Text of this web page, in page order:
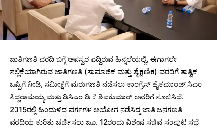
ಜಾತಿಗಣತಿ ವರದಿ ಬಗ್ಗೆ ಅಪಸ್ವರ ಎದ್ದಿರುವ ಹಿನ್ನಲೆಯಲ್ಲಿ, ಈಗಾಗಲೇ
ಸಲ್ಲಿಕೆಯಾಗಿರುವ ಜಾತಿಗಣತಿ (ಸಾಮಾಜಿಕ ಮತ್ತು ಶೈಕ್ಷಣಿಕ) ವರದಿಗೆ ತಾತ್ವಿಕ
ಒಪ್ಪಿಗೆ ನೀಡಿ, ಸಮೀಕ್ಷೆಗೆ ಮರುಗಣತಿ ನಡೆಸಲು ‌ಕಾಂಗ್ರೆಸ್ ಹೈಕಮಾಂಡ್ ‌ಸಿಎಂ
ಸಿದ್ದರಾಮಯ್ಯ ಮತ್ತು ಡಿಸಿಎಂ ಡಿ ಕೆ ಶಿವಕುಮಾರ್‌ ಅವರಿಗೆ ಸೂಚಿಸಿದೆ.
2015ರಲ್ಲಿ ಹಿಂದುಳಿದ ವರ್ಗಗಳ ಆಯೋಗ ನಡೆಸಿದ್ದ ಜಾತಿ ಜನಗಣತಿ
ವರದಿಯ ಕುರಿತು ಚರ್ಚಿಸಲು ಜೂ. 12ರಂದು ವಿಶೇಷ ಸಚಿವ ಸಂಪುಟ ಸಭೆ